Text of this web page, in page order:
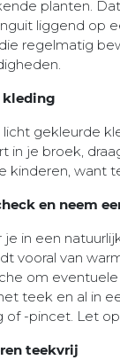
planten.
liggend op
regelmatig
kleding
gekleurde
in je broek,
kinderen, want
en neem
je in een
vooral van
om
teek en al in
-pincet. Let
teekvrij